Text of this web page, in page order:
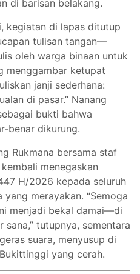
di barisan belakang.
kegiatan di lapas ditutup
tulisan tangan—
oleh warga binaan untuk
menggambar ketupat
janji sederhana:
di pasar.” Nanang
bukti bahwa
benar dikurung.
Rukmana bersama staf
menegaskan
H/2026 kepada seluruh
merayakan. “Semoga
menjadi bekal damai—di
tutupnya, sementara
suara, menyusup di
yang cerah.